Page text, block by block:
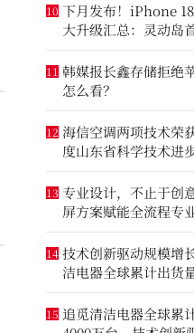
10 下月发布！iPhone
大升级汇总：灵动岛
首次2nm芯片
11 韩媒报长鑫存储拒绝
怎么看？
12 海信空调两项技术荣
度山东省科学技术进
13 专业设计，不止于创
屏方案赋能全流程专
14 技术创新驱动规模增
洁电器全球累计出货
台
15 追觅清洁电器全球累